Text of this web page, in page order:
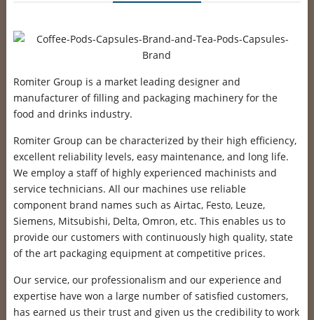
Romiter Group is a market leading designer and
manufacturer of filling and packaging machinery for the
food and drinks industry.
Romiter Group can be characterized by their high efficiency,
excellent reliability levels, easy maintenance, and long life.
We employ a staff of highly experienced machinists and
service technicians. All our machines use reliable
component brand names such as Airtac, Festo, Leuze,
Siemens, Mitsubishi, Delta, Omron, etc. This enables us to
provide our customers with continuously high quality, state
of the art packaging equipment at competitive prices.
Our service, our professionalism and our experience and
expertise have won a large number of satisfied customers,
has earned us their trust and given us the credibility to work